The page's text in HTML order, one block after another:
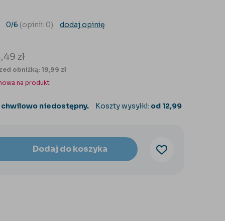
0/6 (opinii: 0) dodaj opinię
zł
obniżką: 19,99 zł
na produkt
chwilowo niedostępny. Koszty wysyłki: od 12,99
Dodaj do koszyka